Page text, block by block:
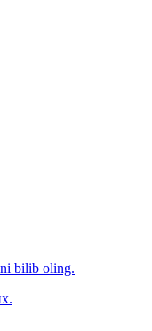
bilib oling.